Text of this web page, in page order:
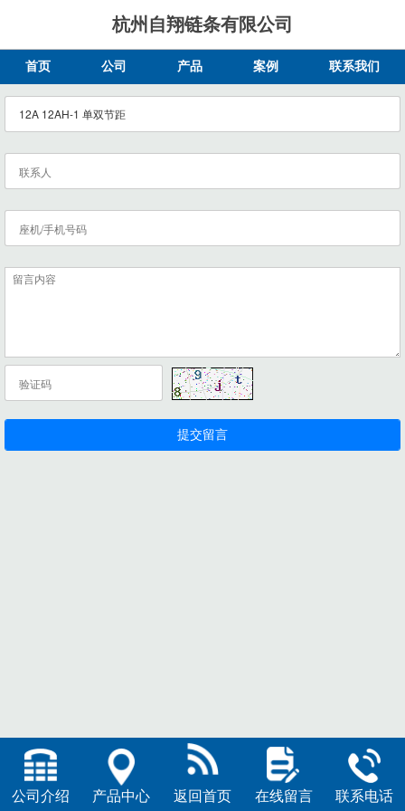
杭州自翔链条有限公司
首页 公司 产品 案例 联系我们
公司介绍 产品中心 返回首页 在线留言 联系电话